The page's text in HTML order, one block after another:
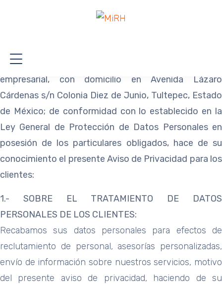
URIOSTEGUI NAVARRETE, como persona física
empresarial, con domicilio en Avenida Lázaro
Cárdenas s/n Colonia Diez de Junio, Tultepec, Estado
de México; de conformidad con lo establecido en la
Ley General de Protección de Datos Personales en
posesión de los particulares obligados, hace de su
conocimiento el presente Aviso de Privacidad para los
clientes:
1.- SOBRE EL TRATAMIENTO DE DATOS
PERSONALES DE LOS CLIENTES:
Recabamos sus datos personales para efectos de
reclutamiento de personal, asesorías personalizadas,
envío de información sobre nuestros servicios, motivo
del presente aviso de privacidad, haciendo de su